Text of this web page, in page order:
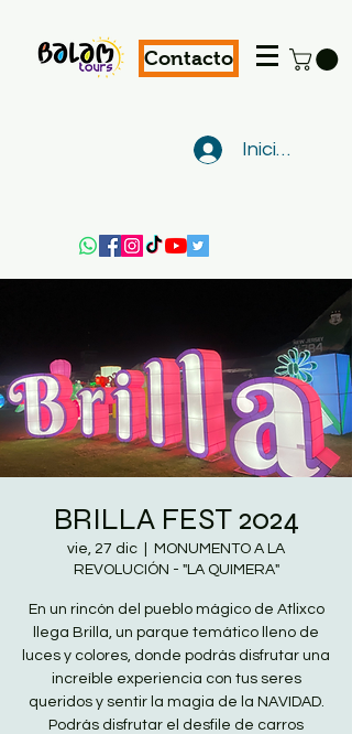
Contacto
Iniciar sesión
BRILLA FEST 2024
vie, 27 dic
MONUMENTO A LA
REVOLUCIÓN - "LA QUIMERA"
En un rincón del pueblo mágico de Atlixco
llega Brilla, un parque temático lleno de
luces y colores, donde podrás disfrutar una
increíble experiencia con tus seres
queridos y sentir la magia de la NAVIDAD.
Podrás disfrutar el desfile de carros